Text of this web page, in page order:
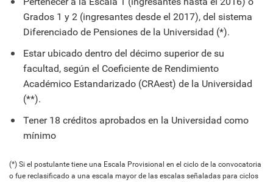
Grados 1 y 2 (ingresantes desde el 2017), del sistema
Diferenciado de Pensiones de la Universidad (*).
Estar ubicado dentro del décimo superior de su
facultad, según el Coeficiente de Rendimiento
Académico Estandarizado (CRAest) de la Universidad
(**).
Tener 18 créditos aprobados en la Universidad como
mínimo
(*) Si el postulante tiene una Escala Provisional en el ciclo de la convocatoria
o fue reclasificado a una escala mayor de las escalas señaladas para ciclos